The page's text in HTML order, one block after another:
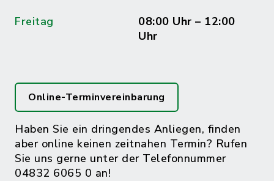
Freitag
08:00 Uhr – 12:00
Uhr
Online-Terminvereinbarung
Haben Sie ein dringendes Anliegen, finden
aber online keinen zeitnahen Termin? Rufen
Sie uns gerne unter der Telefonnummer
04832 6065 0 an!